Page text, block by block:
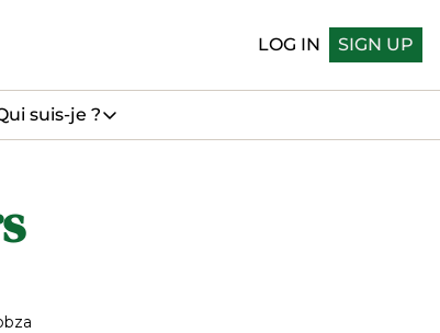
LOG IN SIGN UP
suis-je ?
Qui suis-je ?